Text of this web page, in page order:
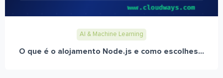
AI & Machine Learning
O que é o alojamento Node.js e como escolhes...